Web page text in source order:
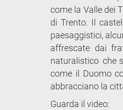
come la Valle dei
di Trento. Il
paesaggistici,
affrescate dai
naturalistico che
come il Duomo
abbracciano la
Guarda il video: